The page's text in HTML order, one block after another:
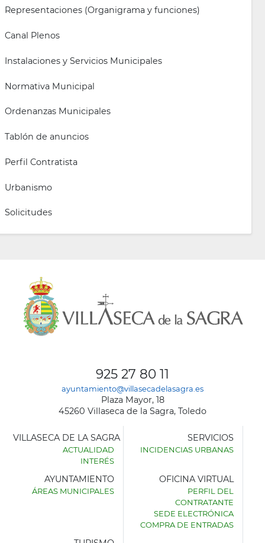
Representaciones (Organigrama y funciones)
Canal Plenos
Instalaciones y Servicios Municipales
Normativa Municipal
Ordenanzas Municipales
Tablón de anuncios
Perfil Contratista
Urbanismo
Solicitudes
925 27 80 11
ayuntamiento@villasecadelasagra.es
Plaza Mayor, 18
45260 Villaseca de la Sagra, Toledo
AYUNTAMIENTO
VILLASECA DE LA SAGRA
ACTUALIDAD
INTERÉS
SERVICIOS
INCIDENCIAS URBANAS
AYUNTAMIENTO
ÁREAS MUNICIPALES
OFICINA VIRTUAL
PERFIL DEL
CONTRATANTE
SEDE ELECTRÓNICA
COMPRA DE ENTRADAS